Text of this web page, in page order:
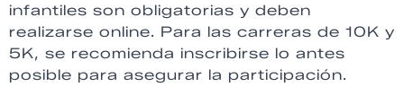
infantiles son obligatorias y deben
realizarse online. Para las carreras de 10K y
5K, se recomienda inscribirse lo antes
posible para asegurar la participación.